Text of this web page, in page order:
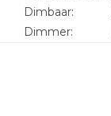
Dimbaar:
Dimmer: